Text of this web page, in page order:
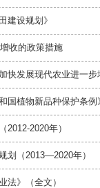
建设规划》
收的政策措施
快发展现代农业进一
国植物新品种保护条例
2012-2020年）
划（2013—2020年）
法》（全文）